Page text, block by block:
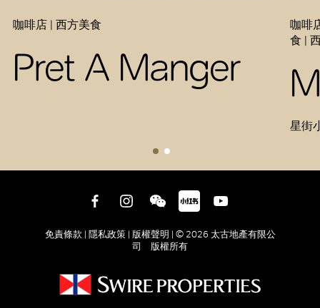
咖啡店 | 西方美食
Pret A Manger
咖啡
食 |
星街
免責條款 | 隱私政策 | 版權聲明 | © 2026 太古地產有限公
司 版權所有